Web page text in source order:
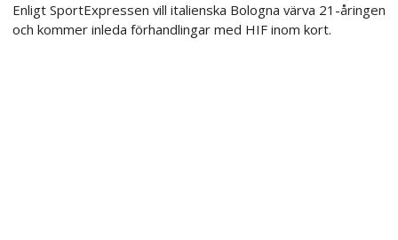
Enligt SportExpressen vill italienska Bologna värva 21-åringen
och kommer inleda förhandlingar med HIF inom kort.